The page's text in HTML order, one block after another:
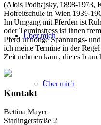
Über mich
Über mich
(Alois Podhajsky, 1898-1973,
Hofreitschule in Wien 1939-
Im Umgang mit Pferden ist
oder Terminstress ist ihnen
Pferd unnötige Spannungs-
ich meine Termine in der
Zeit nehmen kann, die es
Kontakt
Bettina Mayer
Starlingerstraße 2